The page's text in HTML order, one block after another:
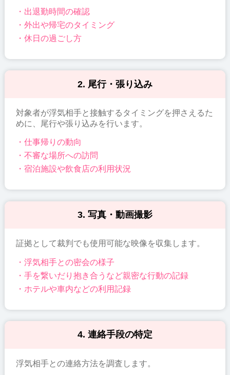
・出退勤時間の確認
・外出や帰宅のタイミング
・休日の過ごし方
2. 尾行・張り込み
対象者が浮気相手と接触するタイミングを押さえるた
めに、尾行や張り込みを行います。
・仕事帰りの動向
・不審な場所への訪問
・宿泊施設や飲食店の利用状況
3. 写真・動画撮影
証拠として裁判でも使用可能な映像を収集します。
・浮気相手との密会の様子
・手を繋いだり抱き合うなど親密な行動の記録
・ホテルや車内などの利用記録
4. 連絡手段の特定
浮気相手との連絡方法を調査します。